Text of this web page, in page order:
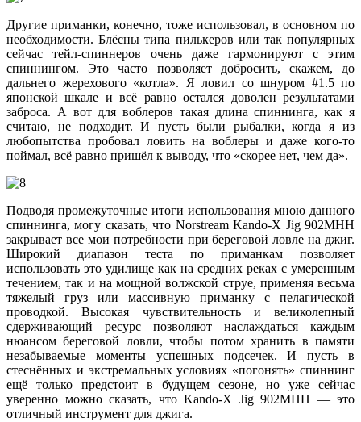
Другие приманки, конечно, тоже использовал, в основном по
необходимости. Блёсны типа пилькеров или так популярных
сейчас тейл-спиннеров очень даже гармонируют с этим
спиннингом. Это часто позволяет добросить, скажем, до
дальнего жерехового «котла». Я ловил со шнуром #1.5 по
японской шкале и всё равно остался доволен результатами
заброса. А вот для воблеров такая длина спиннинга, как я
считаю, не подходит. И пусть были рыбалки, когда я из
любопытства пробовал ловить на воблеры и даже кого-то
поймал, всё равно пришёл к выводу, что «скорее нет, чем да».
Подводя промежуточные итоги использования мною данного
спиннинга, могу сказать, что Norstream Kando-X Jig 902MHH
закрывает все мои потребности при береговой ловле на джиг.
Широкий диапазон теста по приманкам позволяет
использовать это удилище как на средних реках с умеренным
течением, так и на мощной волжской струе, применяя весьма
тяжелый груз или массивную приманку с пелагической
проводкой. Высокая чувствительность и великолепный
сдерживающий ресурс позволяют наслаждаться каждым
нюансом береговой ловли, чтобы потом хранить в памяти
незабываемые моменты успешных подсечек. И пусть в
стеснённых и экстремальных условиях «погонять» спиннинг
ещё только предстоит в будущем сезоне, но уже сейчас
уверенно можно сказать, что Kando-X Jig 902MHH — это
отличный инструмент для джига.